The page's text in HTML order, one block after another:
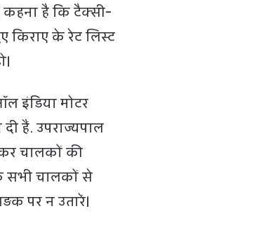
है कि टैक्सी-
किराए के रेट लिस्ट
इंडिया मोटर
दी हैं. उपराज्यपाल
चालकों की
सभी चालकों से
पर न उतारें।